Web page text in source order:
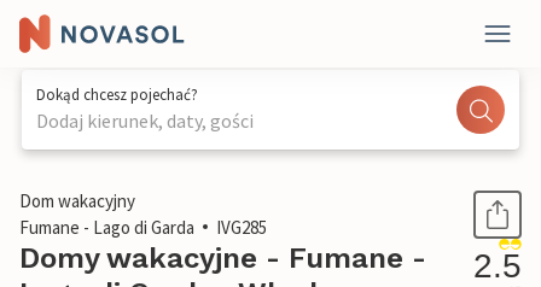
Dokąd chcesz pojechać?
Dodaj kierunek, daty, gości
1 / 36
Dom wakacyjny
Fumane - Lago di Garda
IVG285
Domy wakacyjne - Fumane -
2.5